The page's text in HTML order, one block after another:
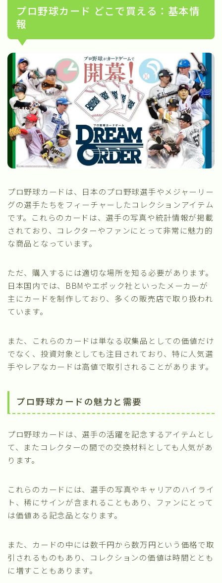
プロ野球カード どこで買える：基本情
報
プロ野球カードは、日本のプロ野球選手やメジャーリー
グの選手たちをフィーチャーしたコレクションアイテム
です。これらのカードは、選手の写真や統計情報が掲載
されており、コレクターやファンにとって非常に魅力的
な商品となっています。
ただ、購入するには適切な場所を知る必要があります。
日本国内では、BBMやエポック社といったメーカーが
主にカードを制作しており、多くの販売店で取り扱われ
ています。
また、これらのカードは単なる収集品としての価値だけ
でなく、投資対象としても注目されており、特に人気選
手やレアなカードは高値で取引されることがあります。
プロ野球カードの魅力と需要
プロ野球カードは、選手の活躍を記念するアイテムとし
て、またコレクターの間での交換材料としても人気があ
ります。
これらのカードには、選手の写真やキャリアのハイライ
ト、稀にサインが含まれることもあり、ファンにとって
は価値ある記念品となります。
また、カードの中には数千円から数万円という価格で取
引されるものもあり、コレクションの価値は時間ととも
に増すこともあります。